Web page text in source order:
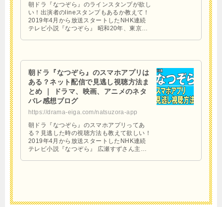
朝ドラ『なつぞら』のラインスタンプが欲し
い！出演者のlineスタンプもあるか教えて！
2019年4月から放送スタートしたNHK連続
テレビ小説『なつぞら』 昭和20年、東京大
朝ドラ『なつぞら』のスマホアプリは
ある？ネット配信で見逃し視聴方法ま
とめ ｜ ドラマ、映画、アニメのネタ
バレ感想ブログ
https://drama-eiga.com/natsuzora-app
朝ドラ『なつぞら』のスマホアプリってあ
る？見逃した時の視聴方法も教えて欲しい！
2019年4月から放送スタートしたNHK連続
テレビ小説『なつぞら』 広瀬すずさん主演